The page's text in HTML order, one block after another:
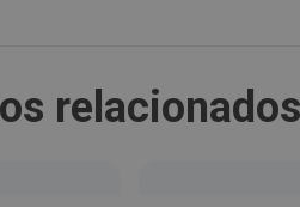
relacionados